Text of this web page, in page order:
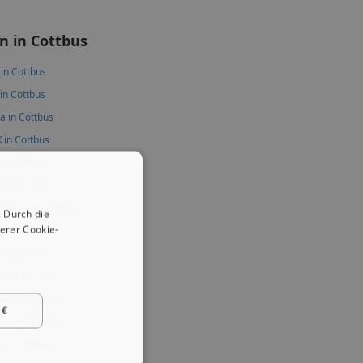
in Cottbus
Cottbus
Cottbus
in Cottbus
in Cottbus
Rover in Cottbus
in Cottbus
in Cottbus
in Cottbus
die
Cookie-